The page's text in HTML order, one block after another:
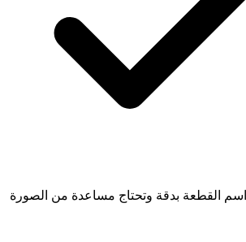
القطعة بدقة وتحتاج مساعدة من الصورة